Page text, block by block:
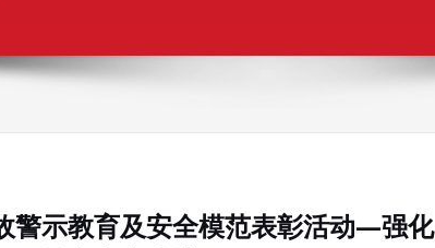
警示教育及安全模范表彰活动—强化